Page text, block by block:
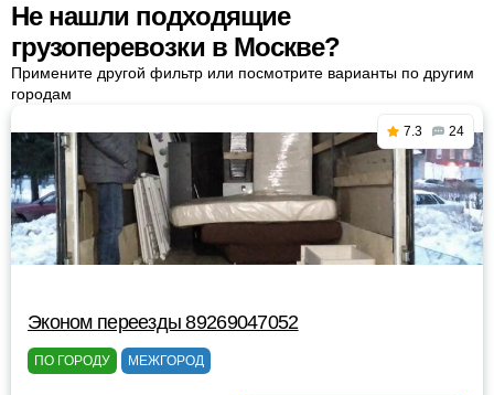
Не нашли подходящие
грузоперевозки в Москве?
Примените другой фильтр или посмотрите варианты по другим
городам
7.3 24
Эконом переезды 89269047052
ПО ГОРОДУ МЕЖГОРОД